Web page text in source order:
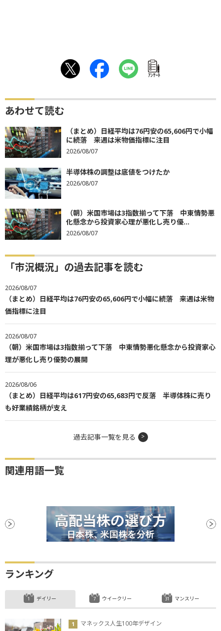
ｱﾝｹｰﾄ
あわせて読む
（まとめ）日経平均は76円安の65,606円で小幅
に続落 来週は米物価指標に注目
2026/08/07
半導体株の調整は底値をつけたか
2026/08/07
（朝）米国市場は3指数揃って下落 中東情勢悪
化懸念から投資家心理が悪化し売り優...
2026/08/07
「市況概況」の過去記事を読む
2026/08/07
（まとめ）日経平均は76円安の65,606円で小幅に続落 来週は米物
価指標に注目
2026/08/07
（朝）米国市場は3指数揃って下落 中東情勢悪化懸念から投資家心
理が悪化し売り優勢の展開
2026/08/06
（まとめ）日経平均は617円安の65,683円で反落 半導体株に売り
も好業績銘柄が支え
過去記事一覧を見る
関連用語一覧
ランキング
デイリー
マネックス人生100年デザイン
ウイークリー マンスリー